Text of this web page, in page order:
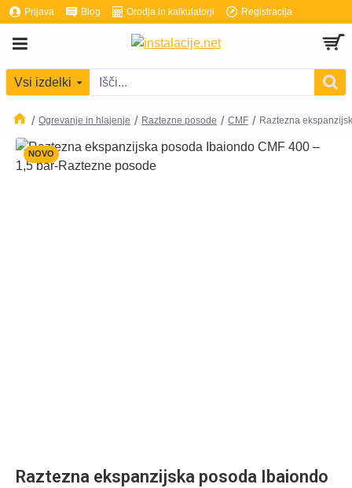
Prijava Blog Orodja in kalkulatorji Registracija
Vsi izdelki
Ogrevanje in hlajenje Raztezne posode CMF Raztezna
NOVO
Raztezna ekspanzijska posoda Ibaiondo